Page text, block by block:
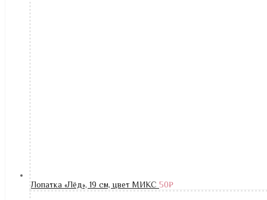
Лопатка «Лёд», 19 см, цвет МИКС 50₽